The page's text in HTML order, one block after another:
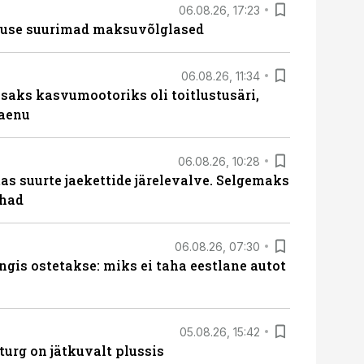
06.08.26, 17:23
suurimad maksuvõlglased
06.08.26, 11:34
kasvumootoriks oli toitlustusäri,
06.08.26, 10:28
suurte jaekettide järelevalve. Selgemaks
06.08.26, 07:30
ostetakse: miks ei taha eestlane autot
05.08.26, 15:42
on jätkuvalt plussis